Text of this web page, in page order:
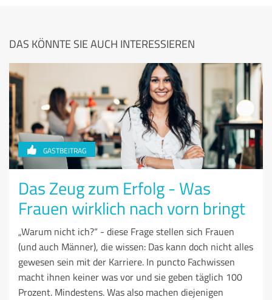
DAS KÖNNTE SIE AUCH INTERESSIEREN
GASTBEITRAG
Das Zeug zum Erfolg - Was
Frauen wirklich nach vorn bringt
„Warum nicht ich?“ - diese Frage stellen sich Frauen
(und auch Männer), die wissen: Das kann doch nicht alles
gewesen sein mit der Karriere. In puncto Fachwissen
macht ihnen keiner was vor und sie geben täglich 100
Prozent. Mindestens. Was also machen diejenigen